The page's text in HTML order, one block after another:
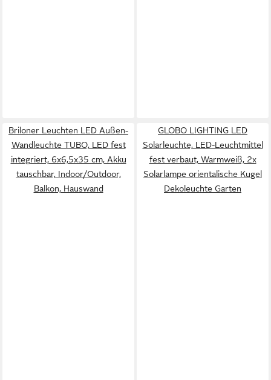
Briloner Leuchten LED Außen-
Wandleuchte TUBO, LED fest
integriert, 6x6,5x35 cm, Akku
tauschbar, Indoor/Outdoor,
Balkon, Hauswand
GLOBO LIGHTING LED
Solarleuchte, LED-Leuchtmittel
fest verbaut, Warmweiß, 2x
Solarlampe orientalische Kugel
Dekoleuchte Garten